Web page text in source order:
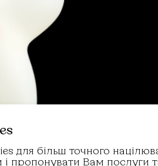
для більш точного
пропонувати Вам послуги